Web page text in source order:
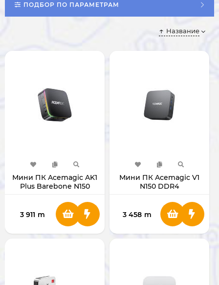
ПОДБОР ПО ПАРАМЕТРАМ
Название
Мини ПК Acemagic AK1
Plus Barebone N150
3 911 m
Мини ПК Acemagic V1
N150 DDR4
3 458 m